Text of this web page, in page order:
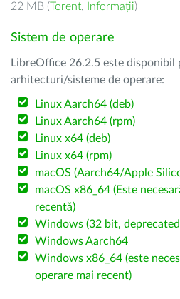
22 MB (Torent, Informații)
Sistem de operare
LibreOffice 26.2.5 este
arhitecturi/sisteme de operare:
Linux Aarch64 (deb)
Linux Aarch64 (rpm)
Linux x64 (deb)
Linux x64 (rpm)
macOS (Aarch64/Apple
macOS x86_64 (Este
recentă)
Windows (32 bit,
Windows Aarch64
Windows x86_64 (este
operare mai recent)